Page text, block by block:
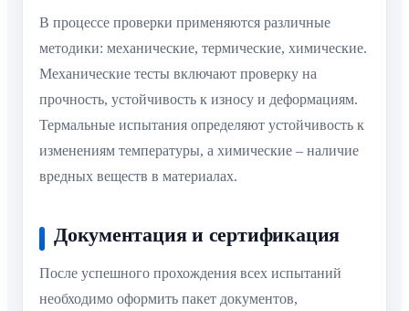
В процессе проверки применяются различные
методики: механические, термические, химические.
Механические тесты включают проверку на
прочность, устойчивость к износу и деформациям.
Термальные испытания определяют устойчивость к
изменениям температуры, а химические – наличие
вредных веществ в материалах.
Документация и сертификация
После успешного прохождения всех испытаний
необходимо оформить пакет документов,